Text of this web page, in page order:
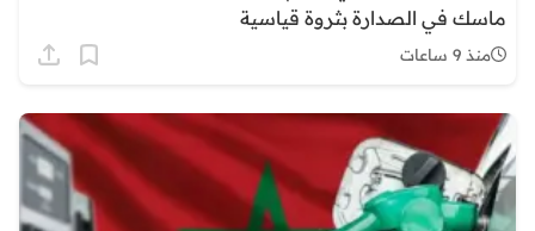
ماسك في الصدارة بثروة قياسية
منذ 9 ساعات